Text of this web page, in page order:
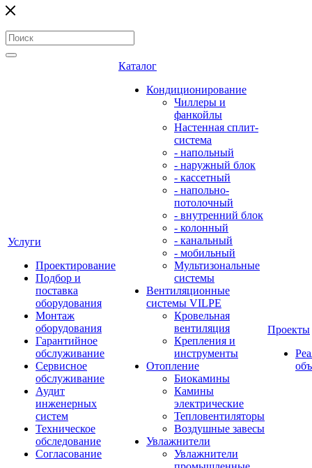
Услуги
Проектирование
Подбор и
поставка
оборудования
Монтаж
оборудования
Гарантийное
обслуживание
Сервисное
обслуживание
Аудит
инженерных
систем
Техническое
обследование
Согласование
Каталог
Кондиционирование
Чиллеры и
фанкойлы
Настенная сплит-
система
- напольный
- наружный блок
- кассетный
- напольно-
потолочный
- внутренний блок
- колонный
- канальный
- мобильный
Мультизональные
системы
Вентиляционные
системы VILPE
Кровельная
вентиляция
Крепления и
инструменты
Отопление
Биокамины
Камины
электрические
Тепловентиляторы
Воздушные завесы
Увлажнители
Увлажнители
Проекты